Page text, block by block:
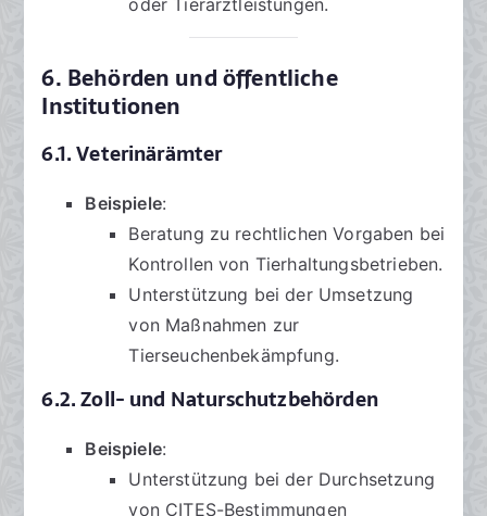
oder Tierarztleistungen.
6. Behörden und öffentliche
Institutionen
6.1. Veterinärämter
Beispiele:
Beratung zu rechtlichen Vorgaben bei
Kontrollen von Tierhaltungsbetrieben.
Unterstützung bei der Umsetzung
von Maßnahmen zur
Tierseuchenbekämpfung.
6.2. Zoll- und Naturschutzbehörden
Beispiele:
Unterstützung bei der Durchsetzung
von CITES-Bestimmungen